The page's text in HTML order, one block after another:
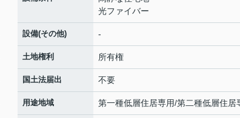
光ファイバー
設備(その他) -
土地権利 所有権
国土法届出 不要
用途地域 第一種低層住居専用/第二種低層住居